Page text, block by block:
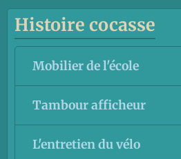
Histoire cocasse
Mobilier de l'école
Tambour afficheur
L'entretien du vélo